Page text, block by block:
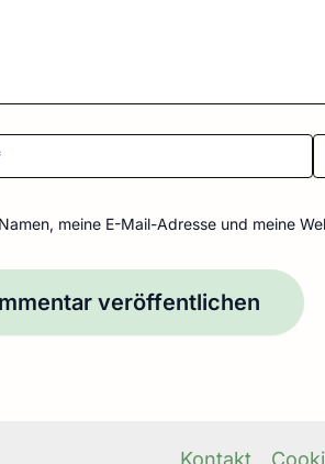
E-
meine E-Mail-Adresse und meine
Kontakt